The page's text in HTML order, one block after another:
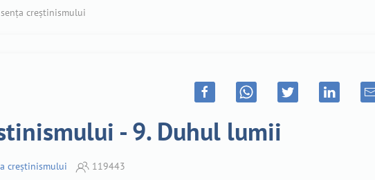
creștinismului
- 9. Duhul lumii
creștinismului 119443